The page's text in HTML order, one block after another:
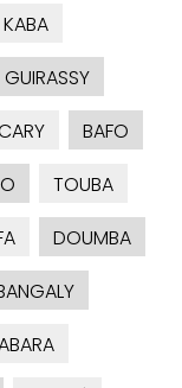
KABA
GUIRASSY
BAFO
TOUBA
DOUMBA